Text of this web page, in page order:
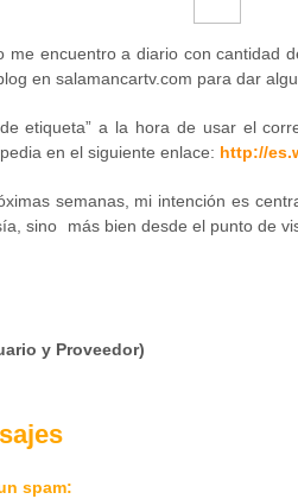
me encuentro a diario con cantidad
en salamancartv.com para dar
etiqueta” a la hora de usar el
en el siguiente enlace: http://
semanas, mi intención es
sino más bien desde el punto de
y Proveedor)
spam: